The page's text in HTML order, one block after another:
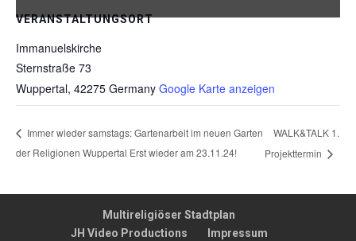
VERANSTALTUNGSORT
Immanuelskirche
Sternstraße 73
Wuppertal, 42275 Germany Google Karte anzeigen
Immer wieder samstags: Gartenarbeit im neuen Garten
der Religionen Wuppertal Erst wieder am 23.11.24!
WALK&TALK 1.
Projekttermin
Multireligiöser Stadtplan
JH Video Productions
Impressum